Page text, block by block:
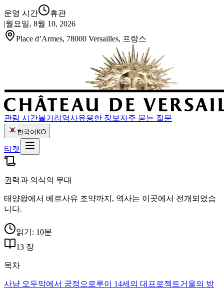
운영 시간
휴관
|월요일, 8월 10, 2026
Place d’Armes, 78000 Versailles, 프랑스
관람 시간볼거리 역사유용한 정보 자주 묻는 질문
한국어 KO
티켓
권력과 의식의 무대
태양왕에서 베르사유 조약까지, 역사는 이곳에서 전개되었습
니다.
읽기: 10분
13 장
목차
사냥 오두막에서 궁정으로루이 14세의 대프로젝트거울의 방